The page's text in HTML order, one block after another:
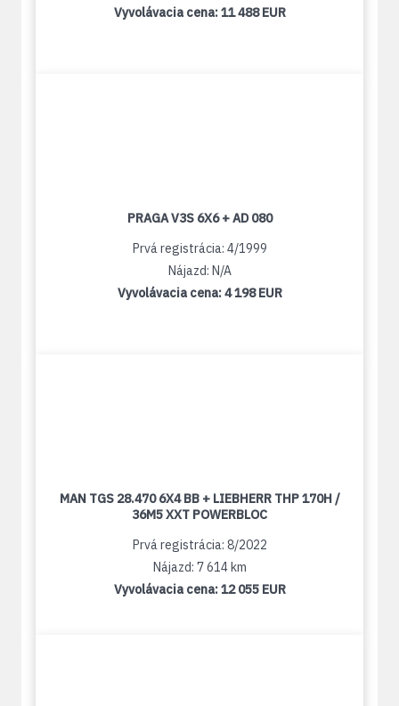
Vyvolávacia cena:11 488 EUR
PRAGA V3S 6X6 + AD 080
Prvá registrácia: 4/1999
Nájazd: N/A
Vyvolávacia cena:4 198 EUR
MAN TGS 28.470 6X4 BB + LIEBHERR THP 170H /
36M5 XXT POWERBLOC
Prvá registrácia: 8/2022
Nájazd: 7 614 km
Vyvolávacia cena:12 055 EUR